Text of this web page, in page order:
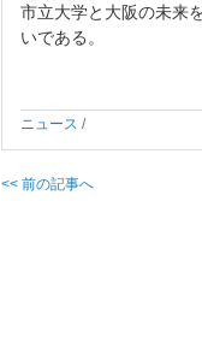
市立大学と大阪の未来
いである。
ニュース /
<< 前の記事へ